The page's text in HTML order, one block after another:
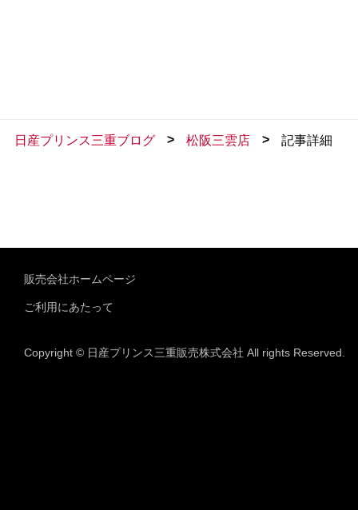
日産プリンス三重ブログ > 松阪三雲店 > 記事詳細
販売会社ホームページ
ご利用にあたって
Copyright © 日産プリンス三重販売株式会社 All rights Reserved.